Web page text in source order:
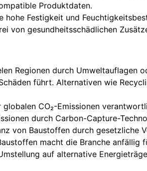
Produktdaten.
Festigkeit und
von gesundheitsschädlichen
Regionen durch Umweltauflagen
führt. Alternativen wie
CO₂-Emissionen
durch Carbon-Capture-
von Baustoffen durch gesetzliche
macht die Branche anfällig
auf alternative